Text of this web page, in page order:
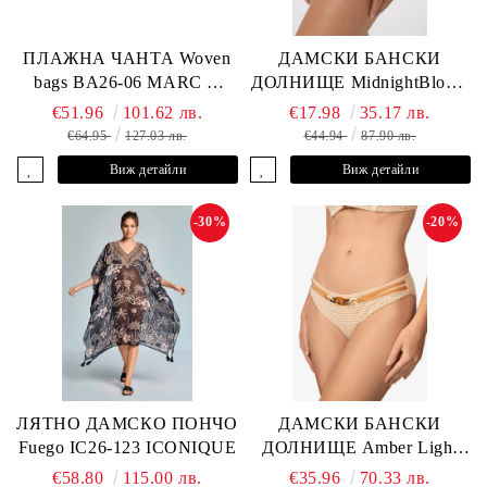
ПЛАЖНА ЧАНТА Woven
bags BA26-06 MARC &
ANDRE
€51.96 101.62 лв.
€64.95 127.03 лв.
Виж детайли
ДАМСКИ БАНСКИ
ДОЛНИЩЕ MidnightBloom
L2505-Z-MCR MARC &
ANDRE
€17.98 35.17 лв.
€44.94 87.90 лв.
Виж детайли
ЛЯТНО ДАМСКО ПОНЧО
Fuego IC26-123 ICONIQUE
-30%
€58.80 115.00 лв.
ДАМСКИ БАНСКИ
ДОЛНИЩЕ Amber Light
L2605-Z-MCB MARC &
-20%
€35.96 70.33 лв.